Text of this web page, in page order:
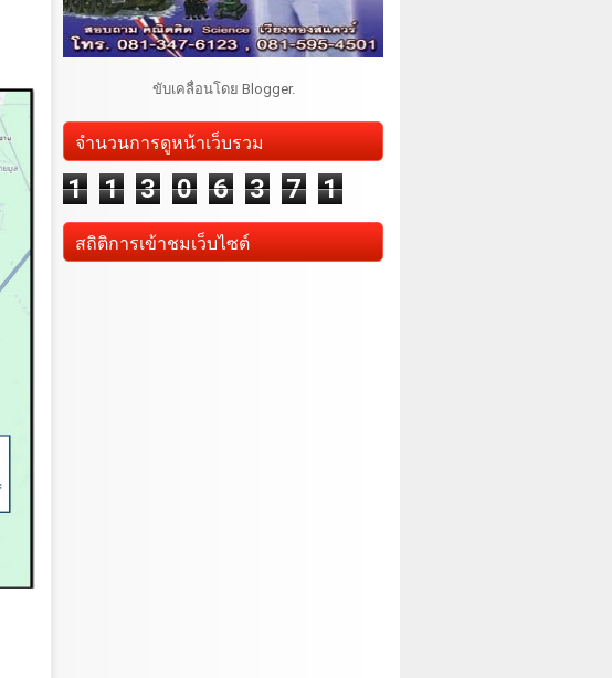
ขับเคลื่อนโดย Blogger.
จำนวนการดูหน้าเว็บรวม
1 1 3 0 6 3 7 1
สถิติการเข้าชมเว็บไซต์